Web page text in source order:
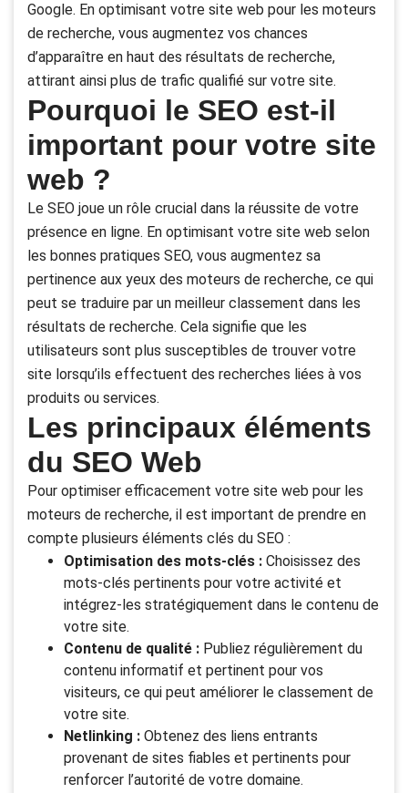
Google. En optimisant votre site web pour les moteurs
de recherche, vous augmentez vos chances
d’apparaître en haut des résultats de recherche,
attirant ainsi plus de trafic qualifié sur votre site.
Pourquoi le SEO est-il
important pour votre site
web ?
Le SEO joue un rôle crucial dans la réussite de votre
présence en ligne. En optimisant votre site web selon
les bonnes pratiques SEO, vous augmentez sa
pertinence aux yeux des moteurs de recherche, ce qui
peut se traduire par un meilleur classement dans les
résultats de recherche. Cela signifie que les
utilisateurs sont plus susceptibles de trouver votre
site lorsqu’ils effectuent des recherches liées à vos
produits ou services.
Les principaux éléments
du SEO Web
Pour optimiser efficacement votre site web pour les
moteurs de recherche, il est important de prendre en
compte plusieurs éléments clés du SEO :
Optimisation des mots-clés : Choisissez des
mots-clés pertinents pour votre activité et
intégrez-les stratégiquement dans le contenu de
votre site.
Contenu de qualité : Publiez régulièrement du
contenu informatif et pertinent pour vos
visiteurs, ce qui peut améliorer le classement de
votre site.
Netlinking : Obtenez des liens entrants
provenant de sites fiables et pertinents pour
renforcer l’autorité de votre domaine.